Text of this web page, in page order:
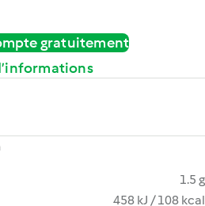
gratuitement
1.5 g
458 kJ / 108 kcal